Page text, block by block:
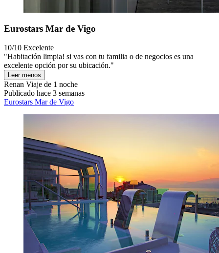
Eurostars Mar de Vigo
10/10 Excelente
"Habitación limpia! si vas con tu familia o de negocios es una
excelente opción por su ubicación."
Leer menos
Renan Viaje de 1 noche
Publicado hace 3 semanas
Eurostars Mar de Vigo